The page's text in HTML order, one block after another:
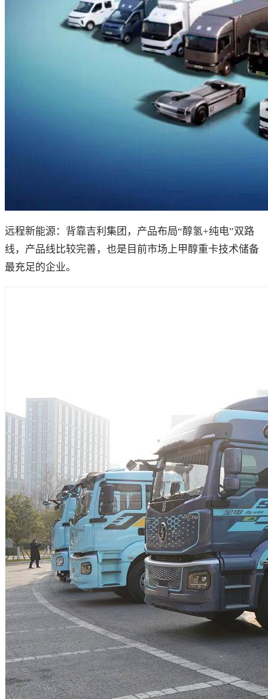
远程新能源：背靠吉利集团，产品布局“醇氢+纯电”双路
线，产品线比较完善，也是目前市场上甲醇重卡技术储备
最充足的企业。